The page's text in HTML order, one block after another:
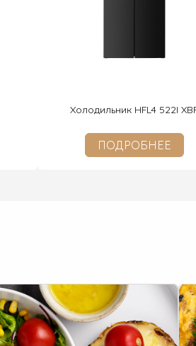
Холодильник HFL4 522I
ПОДРОБНЕЕ